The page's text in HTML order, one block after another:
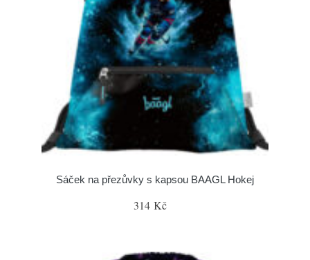
Sáček na přezůvky s kapsou BAAGL Hokej
314 Kč